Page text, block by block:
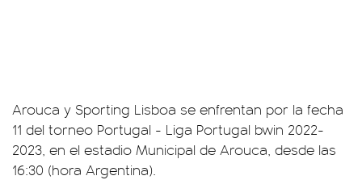
Arouca y Sporting Lisboa se enfrentan por la fecha
11 del torneo Portugal - Liga Portugal bwin 2022-
2023, en el estadio Municipal de Arouca, desde las
16:30 (hora Argentina).